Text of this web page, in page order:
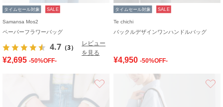
タイムセール対象 SALE
Samansa Mos2
ペーパーフラワーバッグ
4.7 （3）
レビュー
を見る
¥2,695 -50%OFF-
タイムセール対象 SALE
Te chichi
バックルデザインワンハンドルバッグ
¥4,950 -50%OFF-
お気に入り